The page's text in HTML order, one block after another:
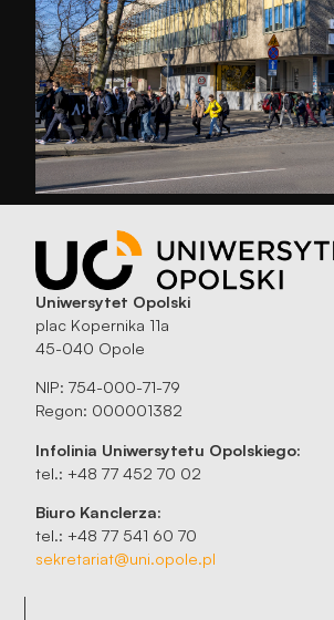
Uniwersytet Opolski
plac Kopernika 11a
45-040 Opole
NIP: 754-000-71-79
Regon: 000001382
Infolinia Uniwersytetu Opolskiego:
tel.: +48 77 452 70 02
Biuro Kanclerza:
tel.: +48 77 541 60 70
sekretariat@uni.opole.pl